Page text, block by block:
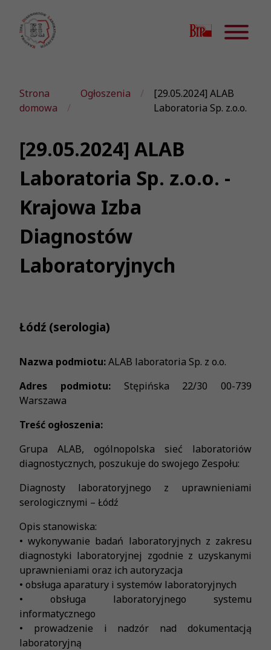
Strona
domowa
Ogłoszenia
[29.05.2024] ALAB
Laboratoria Sp. z.o.o.
[29.05.2024] ALAB
Laboratoria Sp. z.o.o. -
Krajowa Izba
Diagnostów
Laboratoryjnych
Łódź (serologia)
Nazwa podmiotu:ALAB laboratoria Sp. z o.o.
Adres podmiotu:Stępińska 22/30 00-739
Warszawa
Treść ogłoszenia:
Grupa ALAB, ogólnopolska sieć laboratoriów
diagnostycznych, poszukuje do swojego Zespołu:
Diagnosty laboratoryjnego z uprawnieniami
serologicznymi – Łódź
Opis stanowiska:
• wykonywanie badań laboratoryjnych z zakresu
diagnostyki laboratoryjnej zgodnie z uzyskanymi
uprawnieniami oraz ich autoryzacja
• obsługa aparatury i systemów laboratoryjnych
• obsługa laboratoryjnego systemu
informatycznego
• prowadzenie i nadzór nad dokumentacją
laboratoryjną